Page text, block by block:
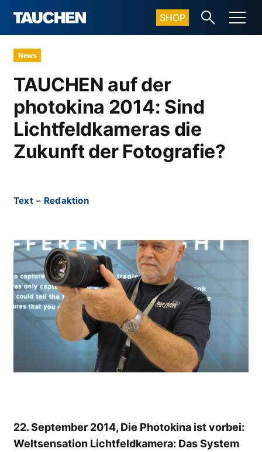
SHOP
News
TAUCHEN auf der
photokina 2014: Sind
Lichtfeldkameras die
Zukunft der Fotografie?
Text – Redaktion
22. September 2014, Die Photokina ist vorbei:
Weltsensation Lichtfeldkamera: Das System